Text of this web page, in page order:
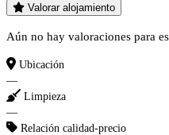
Valorar alojamiento
Aún no hay valoraciones para
Ubicación
—
Limpieza
—
Relación calidad-precio